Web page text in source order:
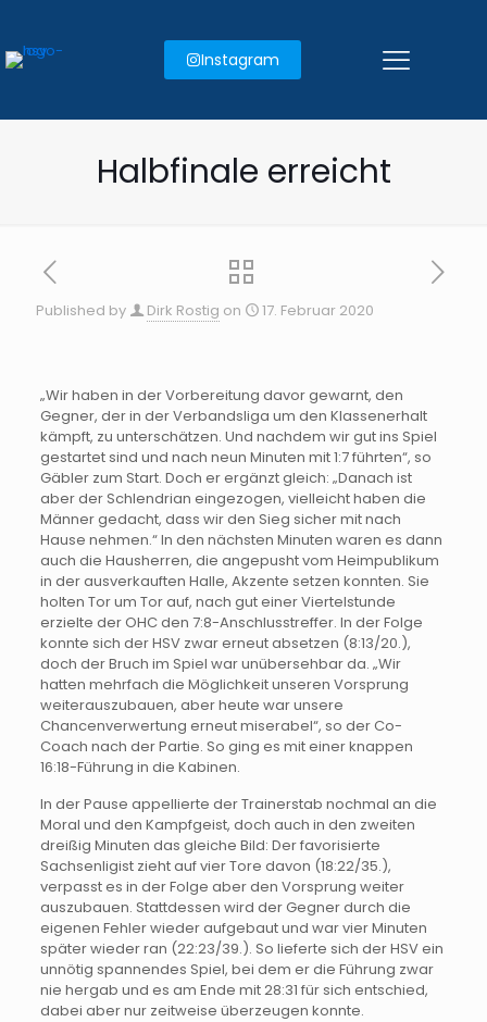
Instagram
Halbfinale erreicht
Published by Dirk Rostig on 17. Februar 2020
„Wir haben in der Vorbereitung davor gewarnt, den
Gegner, der in der Verbandsliga um den Klassenerhalt
kämpft, zu unterschätzen. Und nachdem wir gut ins Spiel
gestartet sind und nach neun Minuten mit 1:7 führten“, so
Gäbler zum Start. Doch er ergänzt gleich: „Danach ist
aber der Schlendrian eingezogen, vielleicht haben die
Männer gedacht, dass wir den Sieg sicher mit nach
Hause nehmen.“ In den nächsten Minuten waren es dann
auch die Hausherren, die angepusht vom Heimpublikum
in der ausverkauften Halle, Akzente setzen konnten. Sie
holten Tor um Tor auf, nach gut einer Viertelstunde
erzielte der OHC den 7:8-Anschlusstreffer. In der Folge
konnte sich der HSV zwar erneut absetzen (8:13/20.),
doch der Bruch im Spiel war unübersehbar da. „Wir
hatten mehrfach die Möglichkeit unseren Vorsprung
weiterauszubauen, aber heute war unsere
Chancenverwertung erneut miserabel“, so der Co-
Coach nach der Partie. So ging es mit einer knappen
16:18-Führung in die Kabinen.
In der Pause appellierte der Trainerstab nochmal an die
Moral und den Kampfgeist, doch auch in den zweiten
dreißig Minuten das gleiche Bild: Der favorisierte
Sachsenligist zieht auf vier Tore davon (18:22/35.),
verpasst es in der Folge aber den Vorsprung weiter
auszubauen. Stattdessen wird der Gegner durch die
eigenen Fehler wieder aufgebaut und war vier Minuten
später wieder ran (22:23/39.). So lieferte sich der HSV ein
unnötig spannendes Spiel, bei dem er die Führung zwar
nie hergab und es am Ende mit 28:31 für sich entschied,
dabei aber nur zeitweise überzeugen konnte.